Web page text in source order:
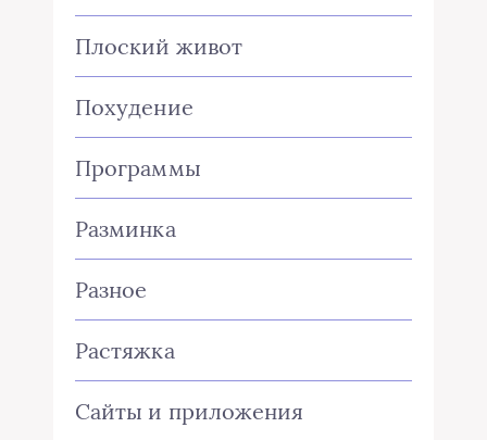
Плоский живот
Похудение
Программы
Разминка
Разное
Растяжка
Сайты и приложения